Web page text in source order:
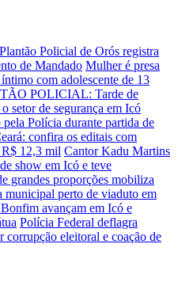
Policial de Orós registra
de Mandado Mulher é presa
com adolescente de 13
POLICIAL: Tarde de
setor de segurança em Icó
Polícia durante partida de
confira os editais com
R$ 12,3 mil Cantor Kadu Martins
show em Icó e teve
grandes proporções mobiliza
municipal perto de viaduto em
avançam em Icó e
Polícia Federal deflagra
corrupção eleitoral e coação de